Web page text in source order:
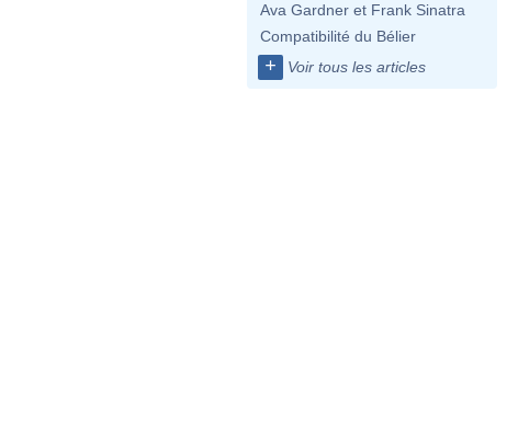
Ava Gardner et Frank Sinatra
Compatibilité du Bélier
+ Voir tous les articles